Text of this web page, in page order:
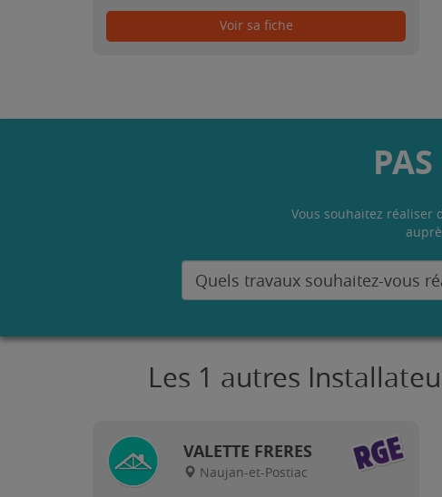
Voir sa fiche
Vous souhaitez réaliser
Les 1 autres
VALETTE FRERES
Naujan-et-Postiac